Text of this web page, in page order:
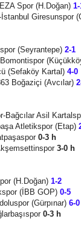
Spor (H.Doğan)
Giresunspor
(Seyrantepe) 2-1
(Sefaköy Kartal) 4-0
Boğaziçi (Avcılar)
Bağcılar Asil
Atletikspor (Etap)
0-3 h
3-0 h
(H.Doğan) 1-2
(İBB GOP) 0-5
(Gürpınar) 6-0
0-3 h